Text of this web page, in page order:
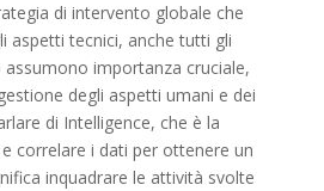
di intervento globale che
aspetti tecnici, anche tutti gli
importanza cruciale,
degli aspetti umani e dei
di Intelligence, che è la
correlare i dati per ottenere un
inquadrare le attività svolte